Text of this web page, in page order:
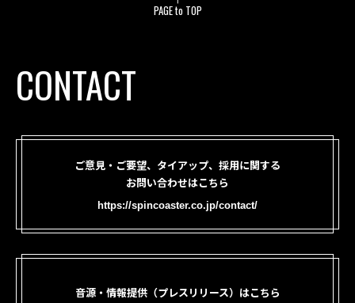
PAGE to TOP
CONTACT
ご意見・ご要望、タイアップ、採用に関する
お問い合わせはこちら
https://spincoaster.co.jp/contact/
音源・情報提供（プレスリリース）はこちら